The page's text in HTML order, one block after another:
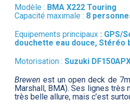
Modèle : BMA X222 Touring
Capacité maximale : 8
Equipements principaux: GPS/
douchette eau douce, Stéréo
Motorisation : Suzuki
Brewen est un open deck de
Marshall, BMA). Ses lignes très
très belle allure, mais c’est